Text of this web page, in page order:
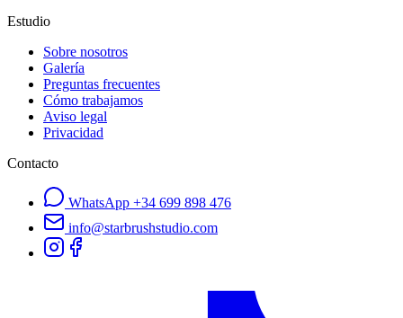
Estudio
Sobre nosotros
Galería
Preguntas frecuentes
Cómo trabajamos
Aviso legal
Privacidad
Contacto
WhatsApp +34 699 898 476
info@starbrushstudio.com